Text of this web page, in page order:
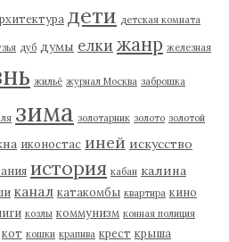
дети детская комната
дуб думы елки жанр железная
жильё журнал Москва заброшка
зима золотарник золото золотой
иконостас иней искусство
история кабан калина
канал катакомбы квартира кино
козлы коммунизм конная полиция
кот кошки крапива крест крыша